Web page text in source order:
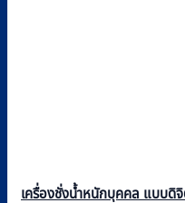
เครื่องชั่งน้ำหนักบุคคล แบบดิ